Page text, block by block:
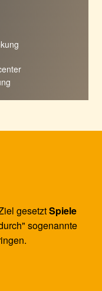
gesetztSpiele
sogenannte